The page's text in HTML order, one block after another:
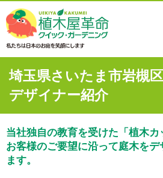
埼玉県さいたま市岩槻
デザイナー紹介
当社独自の教育を受けた「植木カ
お客様のご要望に沿って庭木を
ます。